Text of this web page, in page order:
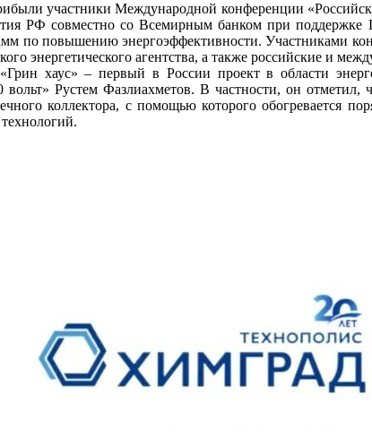
участники Международной конференции
РФ совместно со Всемирным банком при поддержке
по повышению энергоэффективности. Участниками
энергетического агентства, а также российские и
хаус» – первый в России проект в области
Рустем Фазлиахметов. В частности, он отметил,
коллектора, с помощью которого обогревается